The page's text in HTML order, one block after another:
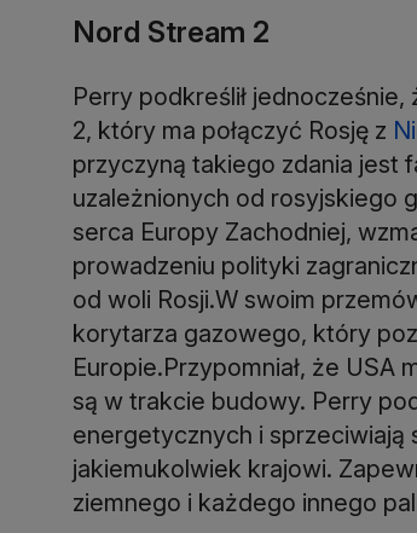
Nord Stream 2
Perry podkreślił
2, który ma połączyć Rosję z
przyczyną takiego zdania jest
uzależnionych od rosyjskiego
serca Europy Zachodniej,
prowadzeniu polityki
od woli Rosji.W swoim
korytarza gazowego, który
Europie.Przypomniał, że
są w trakcie budowy. Perry
energetycznych i
jakiemukolwiek krajowi.
ziemnego i każdego innego